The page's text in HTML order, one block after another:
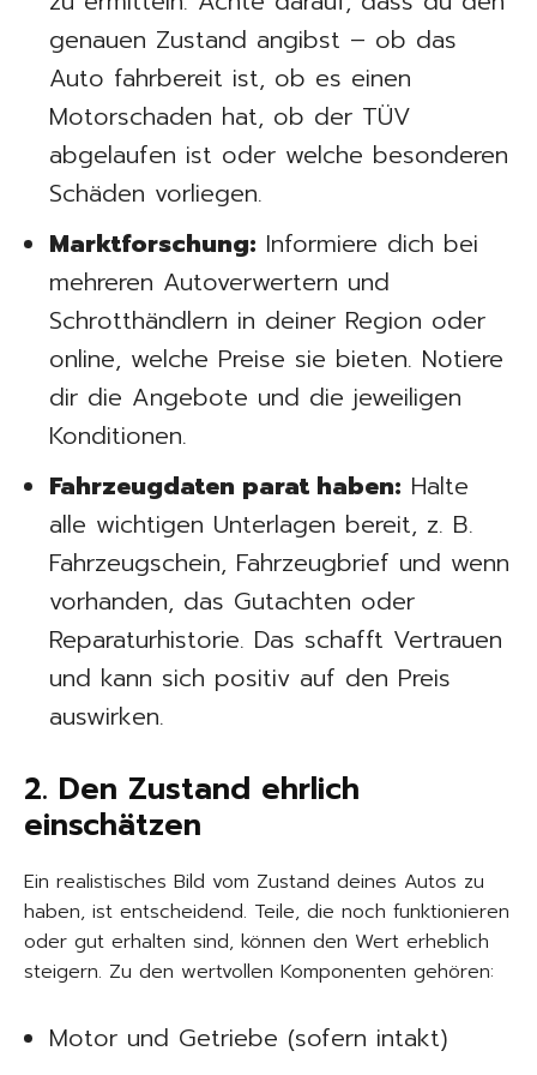
genauen Zustand angibst – ob das
Auto fahrbereit ist, ob es einen
Motorschaden hat, ob der TÜV
abgelaufen ist oder welche besonderen
Schäden vorliegen.
Marktforschung: Informiere dich bei
mehreren Autoverwertern und
Schrotthändlern in deiner Region oder
online, welche Preise sie bieten. Notiere
dir die Angebote und die jeweiligen
Konditionen.
Fahrzeugdaten parat haben: Halte
alle wichtigen Unterlagen bereit, z. B.
Fahrzeugschein, Fahrzeugbrief und wenn
vorhanden, das Gutachten oder
Reparaturhistorie. Das schafft Vertrauen
und kann sich positiv auf den Preis
auswirken.
2. Den Zustand ehrlich
einschätzen
Ein realistisches Bild vom Zustand deines Autos zu
haben, ist entscheidend. Teile, die noch funktionieren
oder gut erhalten sind, können den Wert erheblich
steigern. Zu den wertvollen Komponenten gehören:
Motor und Getriebe (sofern intakt)